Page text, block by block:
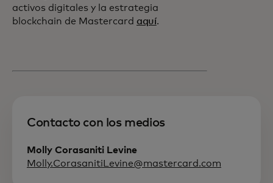
activos digitales y la estrategia
blockchain de Mastercard aquí.
Contacto con los medios
Molly Corasaniti Levine
Molly.CorasanitiLevine@mastercard.com